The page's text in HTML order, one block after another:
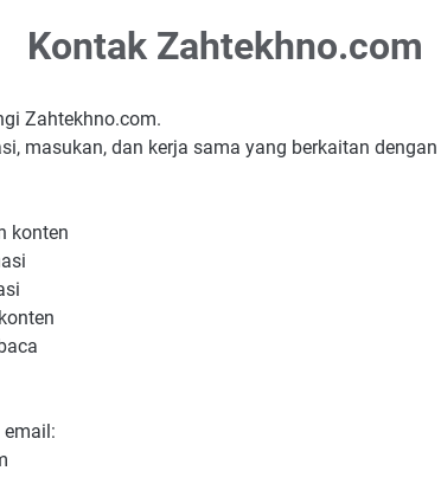
Kontak Zahtekhno.com
Zahtekhno.com.
masukan, dan kerja sama yang berkaitan
konten